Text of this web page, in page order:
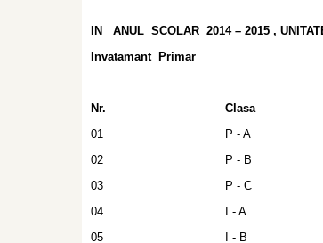
IN ANUL SCOLAR 2014 – 2015 ,
Invatamant Primar
Nr. Clasa
01
P - A
02
P - B
03
P - C
04
I - A
05
I - B